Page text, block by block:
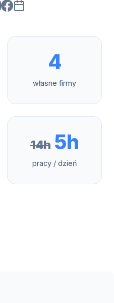
4
własne firmy
14h 5h
pracy / dzień